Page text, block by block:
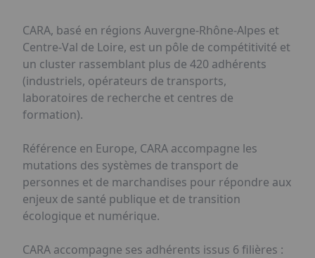
CARA, basé en régions Auvergne-Rhône-Alpes et
Centre-Val de Loire, est un pôle de compétitivité et
un cluster rassemblant plus de 420 adhérents
(industriels, opérateurs de transports,
laboratoires de recherche et centres de
formation).
Référence en Europe, CARA accompagne les
mutations des systèmes de transport de
personnes et de marchandises pour répondre aux
enjeux de santé publique et de transition
écologique et numérique.
CARA accompagne ses adhérents issus 6 filières :